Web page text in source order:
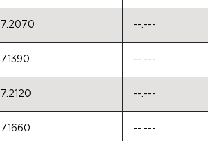
--.---
--.---
--.---
--.---